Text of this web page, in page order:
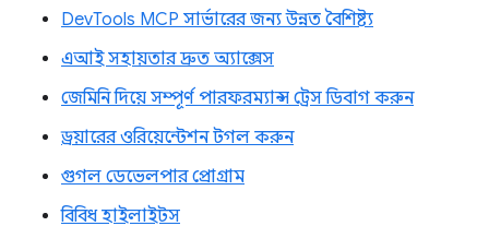
DevTools MCP সার্ভারের জন্য উন্নত বৈশিষ্ট্য
এআই সহায়তার দ্রুত অ্যাক্সেস
জেমিনি দিয়ে সম্পূর্ণ পারফরম্যান্স ট্রেস ডিবাগ করুন
ড্রয়ারের ওরিয়েন্টেশন টগল করুন
গুগল ডেভেলপার প্রোগ্রাম
বিবিধ হাইলাইটস